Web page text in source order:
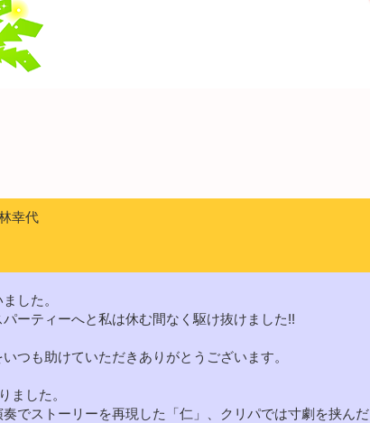
幸代
した。
ーティーへと私は休む間なく駆け抜けました!!
つも助けていただきありがとうございます。
ました。
でストーリーを再現した「仁」、クリパでは寸劇を挟ん